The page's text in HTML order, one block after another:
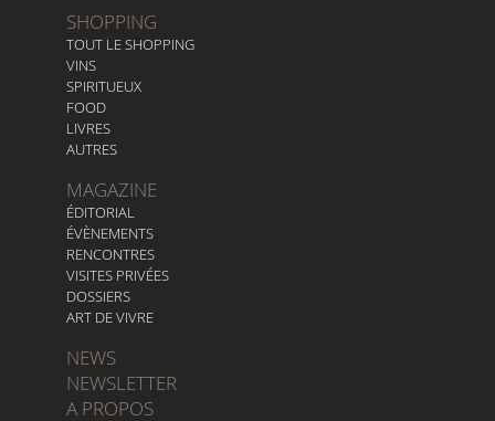
SHOPPING
TOUT LE SHOPPING
VINS
SPIRITUEUX
FOOD
LIVRES
AUTRES
MAGAZINE
ÉDITORIAL
ÉVÈNEMENTS
RENCONTRES
VISITES PRIVÉES
DOSSIERS
ART DE VIVRE
NEWS
NEWSLETTER
A PROPOS